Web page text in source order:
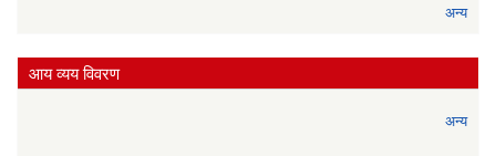
अन्य
आय व्यय विवरण
अन्य